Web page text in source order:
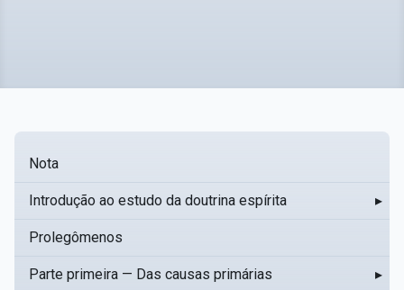
Nota
Introdução ao estudo da doutrina espírita ▸
Prolegômenos
Parte primeira — Das causas primárias ▸